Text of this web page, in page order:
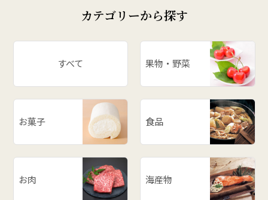
カテゴリーから探す
すべて 果物・野菜
お菓子 食品
お肉 海産物